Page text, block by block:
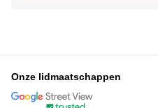
Onze lidmaatschappen